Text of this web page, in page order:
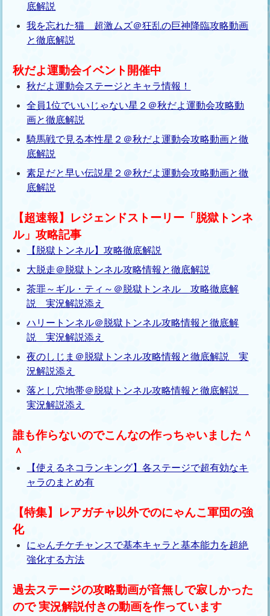
底解説
我を忘れた猫 超激ムズ＠狂乱の巨神降臨攻略動画
と徹底解説
秋だよ運動会イベント開催中
秋だよ運動会ステージとキャラ情報！
全員1位でいいじゃない星２＠秋だよ運動会攻略動
画と徹底解説
騎馬戦で見る本性星２＠秋だよ運動会攻略動画と徹
底解説
素足だと早い伝説星２＠秋だよ運動会攻略動画と徹
底解説
【超速報】レジェンドストーリー「脱獄トンネ
ル」攻略記事
【脱獄トンネル】攻略徹底解説
大脱走＠脱獄トンネル攻略情報と徹底解説
茶罪～ギル・ティ～＠脱獄トンネル 攻略徹底解
説 実況解説添え
ハリートンネル＠脱獄トンネル攻略情報と徹底解
説 実況解説添え
夜のしじま＠脱獄トンネル攻略情報と徹底解説 実
況解説添え
落とし穴地帯＠脱獄トンネル攻略情報と徹底解説
実況解説添え
誰も作らないのでこんなの作っちゃいました＾
＾
【使えるネコランキング】各ステージで超有効なキ
ャラのまとめ有
【特集】レアガチャ以外でのにゃんこ軍団の強
化
にゃんチケチャンスで基本キャラと基本能力を超絶
強化する方法
過去ステージの攻略動画が音無しで寂しかった
ので 実況解説付きの動画を作っています